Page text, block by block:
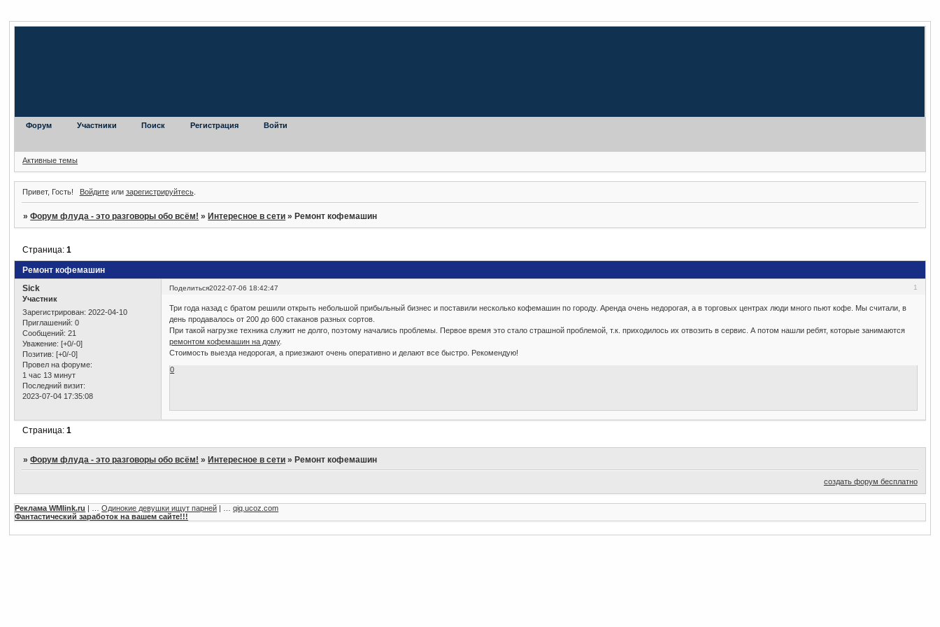
Форум Участники Поиск Регистрация Войти
Активные темы
Привет, Гость! Войдитеили зарегистрируйтесь.
»Форум флуда - это разговоры обо всём! »Интересное в сети »Ремонт кофемашин
Ремонт кофемашин
Страница:1
Поделиться 1
2022-07-06 18:42:47
Sick
Участник
Зарегистрирован: 2022-04-10
Приглашений: 0
Сообщений: 21
Уважение: [+0/-0]
Позитив: [+0/-0]
Провел на форуме:
1 час 13 минут
Последний визит:
2023-07-04 17:35:08
Три года назад с братом решили открыть небольшой прибыльный бизнес и поставили несколько кофемашин по городу. Аренда очень недорогая, а в торговых центрах люди много пьют кофе. Мы считали, в
день продавалось от 200 до 600 стаканов разных сортов.
При такой нагрузке техника служит не долго, поэтому начались проблемы. Первое время это стало страшной проблемой, т.к. приходилось их отвозить в сервис. А потом нашли ребят, которые занимаются
ремонтом кофемашин на дому.
Стоимость выезда недорогая, а приезжают очень оперативно и делают все быстро. Рекомендую!
0
Страница:1
»Форум флуда - это разговоры обо всём! »Интересное в сети »Ремонт кофемашин
создать форум бесплатно
Реклама WMlink.ru | …Одинокие девушки ищут парней | …qiq.ucoz.com
Фантастический заработок на вашем сайте!!!